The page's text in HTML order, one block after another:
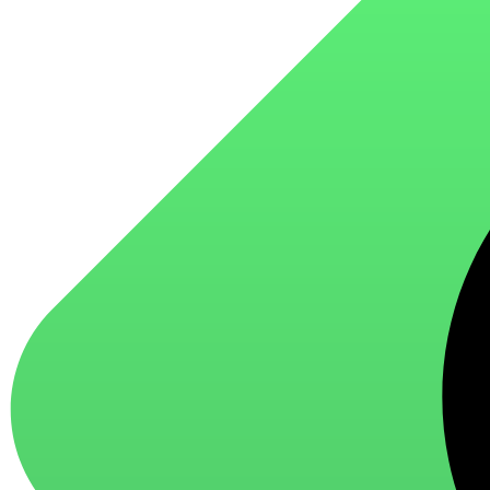
для ароматизации и нейтрализации запахов
для стирки и ухода за тканями
для ковров и текстильных изделий
специализированные чистящие средства
универсальные чистящие средства
дезинфицирующие средства
Автохимия и автокосметика
автоэмали
аэрозольные смазки